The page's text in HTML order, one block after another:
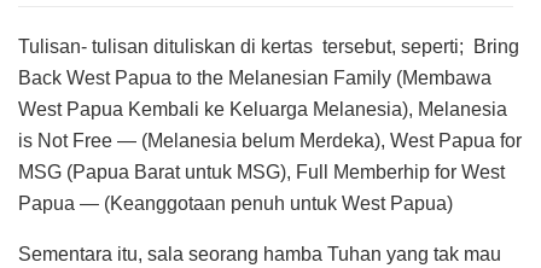
Tulisan- tulisan dituliskan di kertas tersebut, seperti; Bring
Back West Papua to the Melanesian Family (Membawa
West Papua Kembali ke Keluarga Melanesia), Melanesia
is Not Free — (Melanesia belum Merdeka), West Papua for
MSG (Papua Barat untuk MSG), Full Memberhip for West
Papua — (Keanggotaan penuh untuk West Papua)
Sementara itu, sala seorang hamba Tuhan yang tak mau